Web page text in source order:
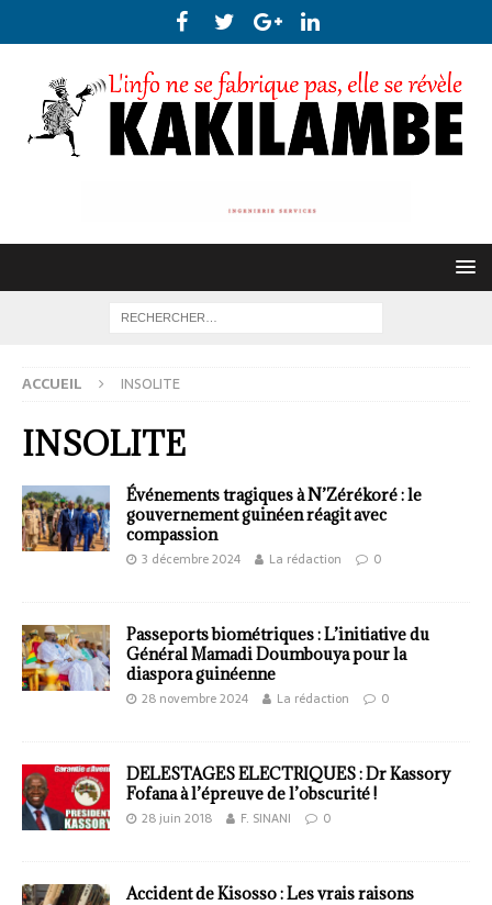
ACCUEIL INSOLITE
INSOLITE
Événements tragiques à N’Zérékoré : le
gouvernement guinéen réagit avec
compassion
3 décembre 2024 La rédaction 0
Passeports biométriques : L’initiative du
Général Mamadi Doumbouya pour la
diaspora guinéenne
28 novembre 2024 La rédaction 0
DELESTAGES ELECTRIQUES : Dr Kassory
Fofana à l’épreuve de l’obscurité !
28 juin 2018 F. SINANI 0
Accident de Kisosso : Les vrais raisons